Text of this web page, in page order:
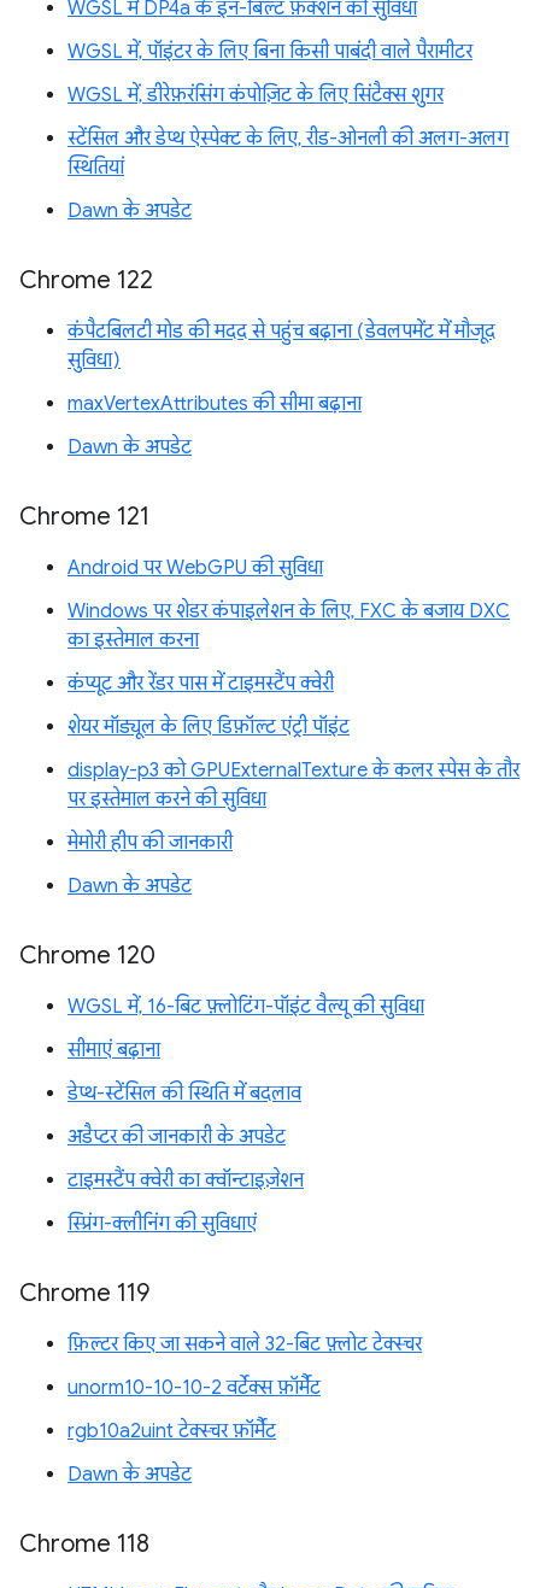
WGSL में DP4a के इन-बिल्ट फ़ंक्शन की सुविधा
WGSL में, पॉइंटर के लिए बिना किसी पाबंदी वाले पैरामीटर
WGSL में, डीरेफ़रंसिंग कंपोज़िट के लिए सिंटैक्स शुगर
स्टेंसिल और डेप्थ ऐस्पेक्ट के लिए, रीड-ओनली की अलग-अलग
स्थितियां
Dawn के अपडेट
Chrome 122
कंपैटबिलटी मोड की मदद से पहुंच बढ़ाना (डेवलपमेंट में मौजूद
सुविधा)
maxVertexAttributes की सीमा बढ़ाना
Dawn के अपडेट
Chrome 121
Android पर WebGPU की सुविधा
Windows पर शेडर कंपाइलेशन के लिए, FXC के बजाय DXC
का इस्तेमाल करना
कंप्यूट और रेंडर पास में टाइमस्टैंप क्वेरी
शेयर मॉड्यूल के लिए डिफ़ॉल्ट एंट्री पॉइंट
display-p3 को GPUExternalTexture के कलर स्पेस के तौर
पर इस्तेमाल करने की सुविधा
मेमोरी हीप की जानकारी
Dawn के अपडेट
Chrome 120
WGSL में, 16-बिट फ़्लोटिंग-पॉइंट वैल्यू की सुविधा
सीमाएं बढ़ाना
डेप्थ-स्टेंसिल की स्थिति में बदलाव
अडैप्टर की जानकारी के अपडेट
टाइमस्टैंप क्वेरी का क्वॉन्टाइज़ेशन
स्प्रिंग-क्लीनिंग की सुविधाएं
Chrome 119
फ़िल्टर किए जा सकने वाले 32-बिट फ़्लोट टेक्स्चर
unorm10-10-10-2 वर्टेक्स फ़ॉर्मैट
rgb10a2uint टेक्स्चर फ़ॉर्मैट
Dawn के अपडेट
Chrome 118